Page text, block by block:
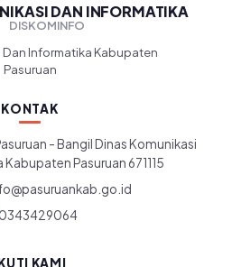
DAN INFORMATIKA
DISKOMINFO
Dan Informatika Kabupaten
Pasuruan
KONTAK
- Bangil Dinas Komunikasi
Pasuruan 671115
0343429064
KAMI